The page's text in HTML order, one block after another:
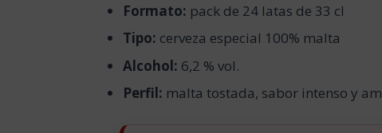
Formato: pack de 24 latas de 33 cl
Tipo: cerveza especial 100% malta
Alcohol: 6,2 % vol.
Perfil: malta tostada, sabor intenso y